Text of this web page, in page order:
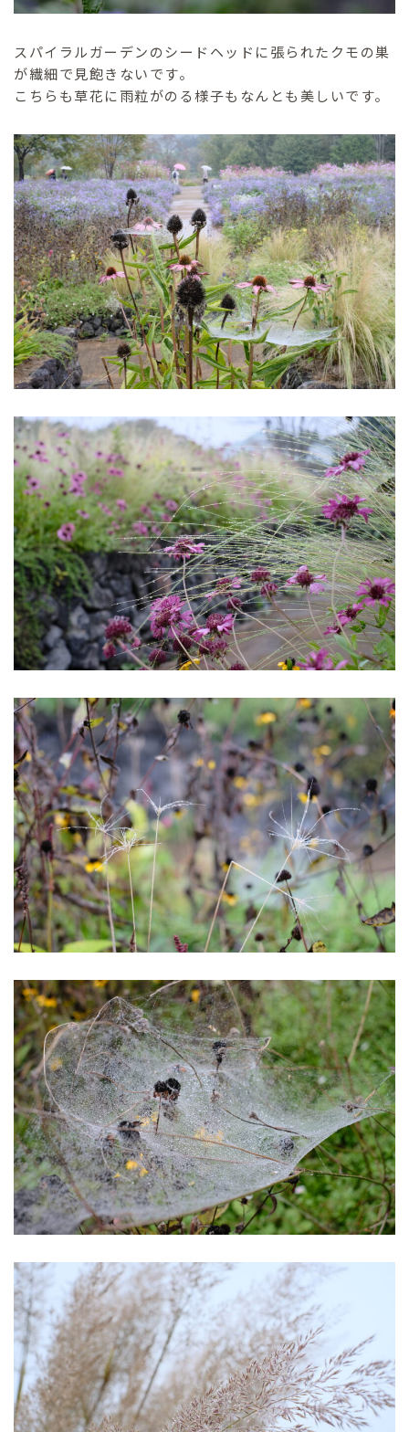
スパイラルガーデンのシードヘッドに張られたクモの巣
が繊細で見飽きないです。
こちらも草花に雨粒がのる様子もなんとも美しいです。